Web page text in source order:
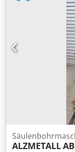
stufenl. regelbar:
0,9/1,5 kW
ALZMETALL